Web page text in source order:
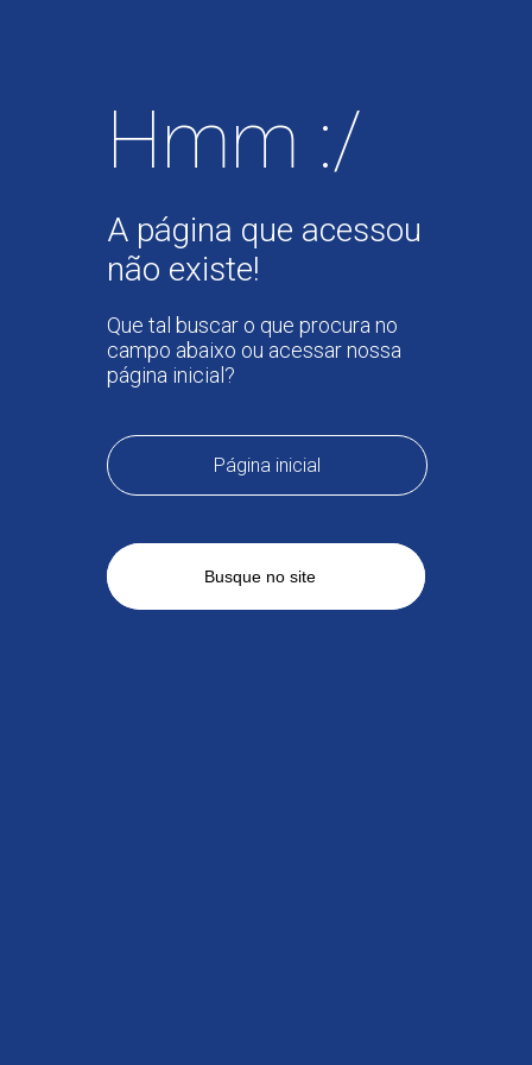
Hmm :/
A página que acessou
não existe!
Que tal buscar o que procura no
campo abaixo ou acessar nossa
página inicial?
Página inicial